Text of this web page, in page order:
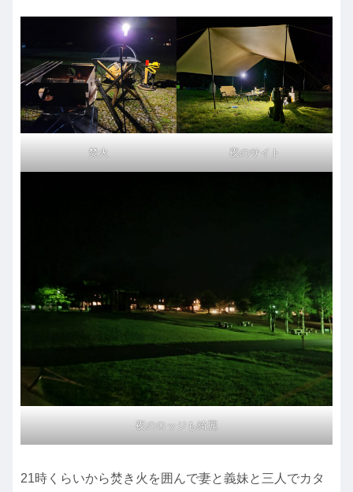
焚火 夜のサイト
夜のロッジも綺麗
21時くらいから焚き火を囲んで妻と義妹と三人でカタ